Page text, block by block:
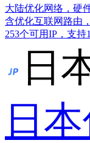
大陆优化网络，硬
含优化互联网路由
253个可用IP，支持
日
日